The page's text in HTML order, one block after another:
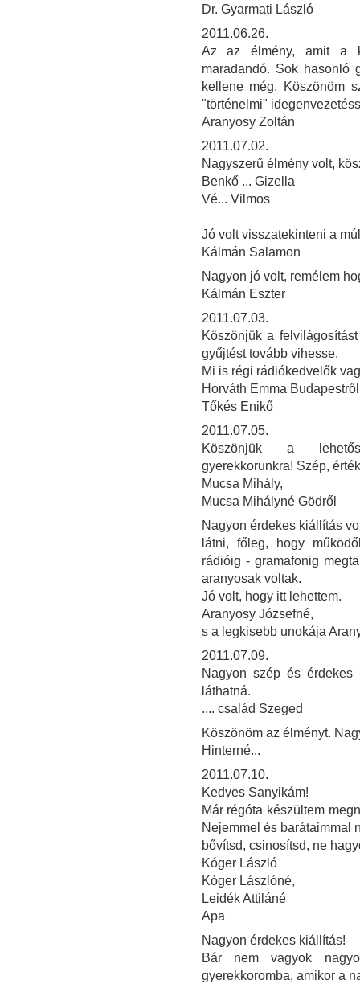
Dr. Gyarmati László
2011.06.26.
Az az élmény, amit a
maradandó. Sok hasonló
kellene még. Köszönöm
"történelmi"
Aranyosy Zoltán
2011.07.02.
Nagyszerű élmény volt,
Benkő ... Gizella
Vé... Vilmos
Jó volt visszatekinteni a
Kálmán Salamon
Nagyon jó volt, remélem
Kálmán Eszter
2011.07.03.
Köszönjük a
gyűjtést tovább vihesse.
Mi is régi rádiókedvelők
Horváth Emma Budapestről
Tőkés Enikő
2011.07.05.
Köszönjük a
gyerekkorunkra! Szép,
Mucsa Mihály,
Mucsa Mihályné Gödről
Nagyon érdekes kiállítás
látni, főleg, hogy
rádióig - gramafonig
aranyosak voltak.
Jó volt, hogy itt lehettem.
Aranyosy Józsefné,
s a legkisebb unokája
2011.07.09.
Nagyon szép és
láthatná.
.... család Szeged
Köszönöm az élményt.
Hinterné...
2011.07.10.
Kedves Sanyikám!
Már régóta készültem
Nejemmel és barátaimmal
bővítsd, csinosítsd, ne
Kóger László
Kóger Lászlóné,
Leidék Attiláné
Apa
Nagyon érdekes kiállítás!
Bár nem vagyok
gyerekkoromba, amikor a